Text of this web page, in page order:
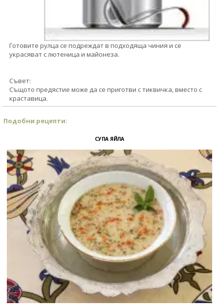
Готовите рулца се подреждат в подходяща чиния и се
украсяват с лютеница и майонеза.
Съвет:
Същото предястие може да се приготви с тиквичка, вместо с
краставица.
Подобни рецепти:
СУПА ЯЙЛА